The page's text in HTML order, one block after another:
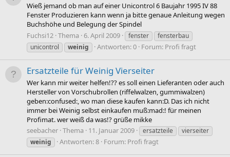
Wieß jemand ob man auf einer Unicontrol 6 Baujahr 1995 IV 88
Fenster Produzieren kann wenn ja bitte genaue Anleitung wegen
Buchshöhe und Belegung der Spindel
Fuchsi12 Thema 6. April 2009 fenster
fensterbau
unicontrol
weinig Antworten: 0 Forum: Profi fragt
Ersatzteile für Weinig Vierseiter
Wer kann mir weiter helfen!?? es soll einen Lieferanten oder auch
Hersteller von Vorschubrollen (riffelwalzen, gummiwalzen)
geben:confused:, wo man diese kaufen kann:D. Das ich nicht
immer bei Weinig selbst einkaufen muß:mad:! für meinen
Profimat. wer weiß da was!? grüße mikke
seebacher Thema 11. Januar 2009 ersatzteile
vierseiter
weinig
Antworten: 8 Forum: Profi fragt